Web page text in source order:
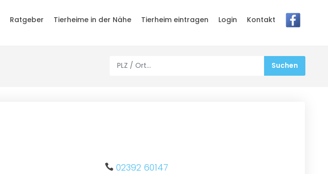
Ratgeber Tierheime in der Nähe Tierheim eintragen Login Kontakt
02392 60147